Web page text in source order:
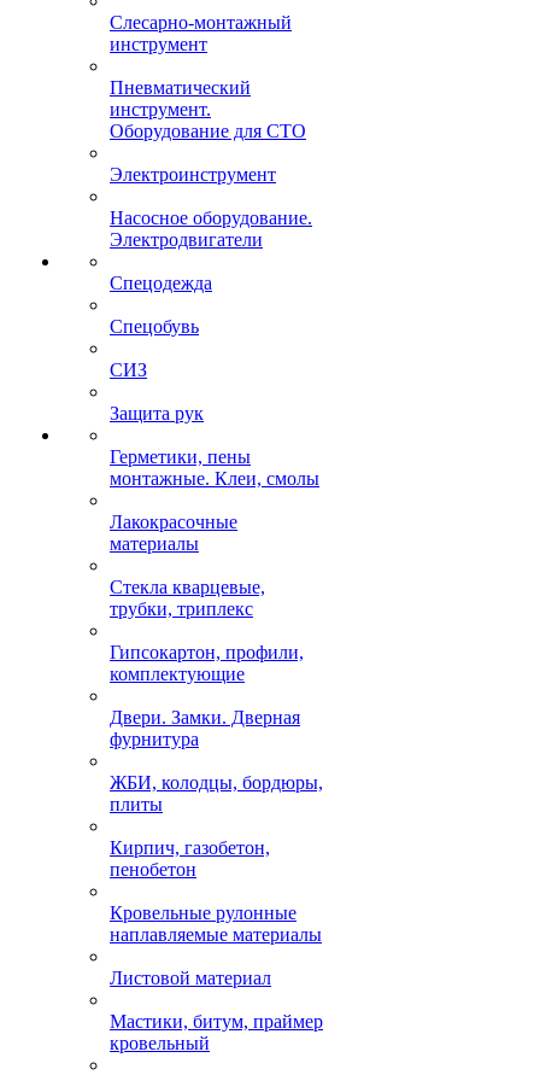
Слесарно-монтажный
инструмент
Пневматический
инструмент.
Оборудование для СТО
Электроинструмент
Насосное оборудование.
Электродвигатели
Спецодежда
Спецобувь
СИЗ
Защита рук
Герметики, пены
монтажные. Клеи, смолы
Лакокрасочные
материалы
Стекла кварцевые,
трубки, триплекс
Гипсокартон, профили,
комплектующие
Двери. Замки. Дверная
фурнитура
ЖБИ, колодцы, бордюры,
плиты
Кирпич, газобетон,
пенобетон
Кровельные рулонные
наплавляемые материалы
Листовой материал
Мастики, битум, праймер
кровельный